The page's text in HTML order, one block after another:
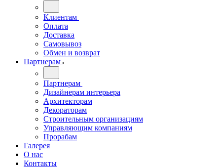
Клиентам
Оплата
Доставка
Самовывоз
Обмен и возврат
Партнерам
Партнерам
Дизайнерам интерьера
Архитекторам
Декораторам
Строительным организациям
Управляющим компаниям
Прорабам
Галерея
О нас
Контакты